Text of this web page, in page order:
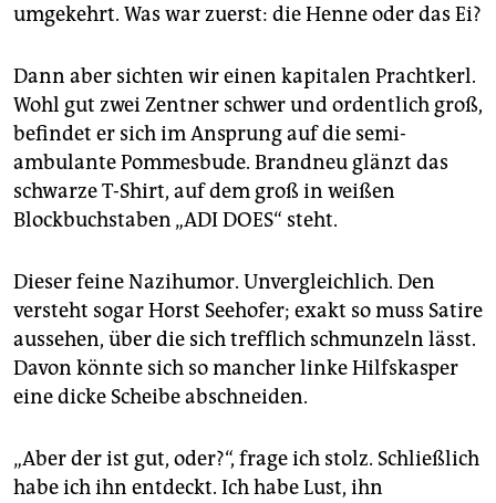
umgekehrt. Was war zuerst: die Henne oder das Ei?
Dann aber sichten wir einen kapitalen Prachtkerl.
Wohl gut zwei Zentner schwer und ordentlich groß,
befindet er sich im Ansprung auf die semi­
ambulante Pommesbude. Brandneu glänzt das
schwarze T-Shirt, auf dem groß in weißen
Blockbuchstaben „ADI DOES“ steht.
Dieser feine Nazihumor. Unvergleichlich. Den
versteht sogar Horst Seehofer; exakt so muss Satire
aussehen, über die sich trefflich schmunzeln lässt.
Davon könnte sich so mancher linke Hilfskasper
eine dicke Scheibe abschneiden.
„Aber der ist gut, oder?“, frage ich stolz. Schließlich
habe ich ihn entdeckt. Ich habe Lust, ihn